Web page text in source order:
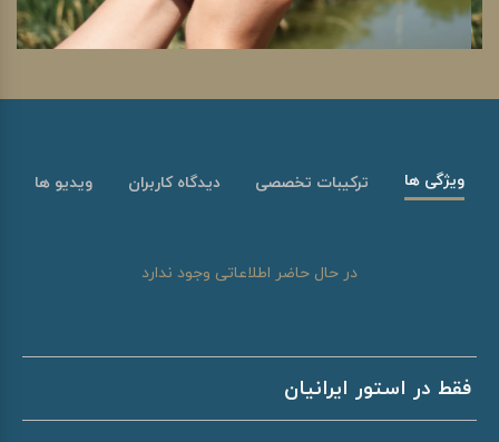
ویژگی ها ترکیبات تخصصی دیدگاه کاربران ویدیو ها
در حال حاضر اطلاعاتی وجود ندارد
فقط در استور ایرانیان